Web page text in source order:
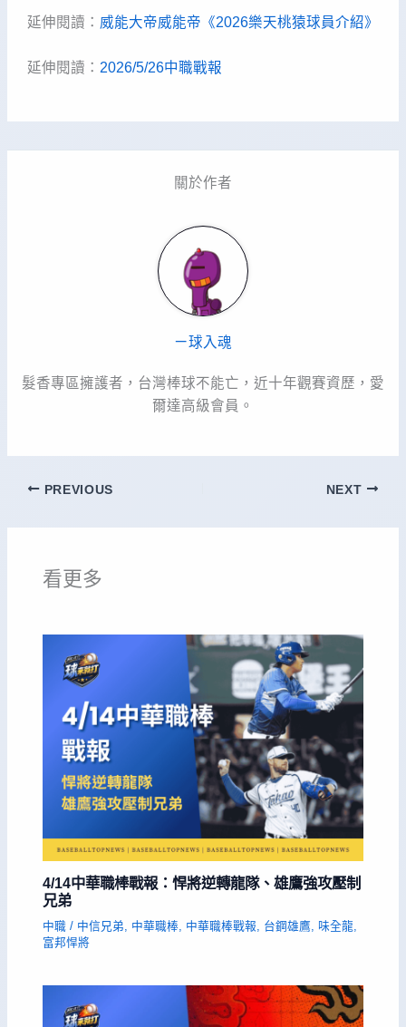
延伸閱讀： 威能大帝威能帝《2026樂天桃猿球員介紹》
延伸閱讀： 2026/5/26中職戰報
關於作者
ㄧ球入魂
髮香專區擁護者，台灣棒球不能亡，近十年觀賽資歷，愛
爾達高級會員。
PREVIOUS NEXT
看更多
4/14中華職棒戰報：悍將逆轉龍隊、雄鷹強攻壓制
兄弟
中職 / 中信兄弟, 中華職棒, 中華職棒戰報, 台鋼雄鷹, 味全龍,
富邦悍將